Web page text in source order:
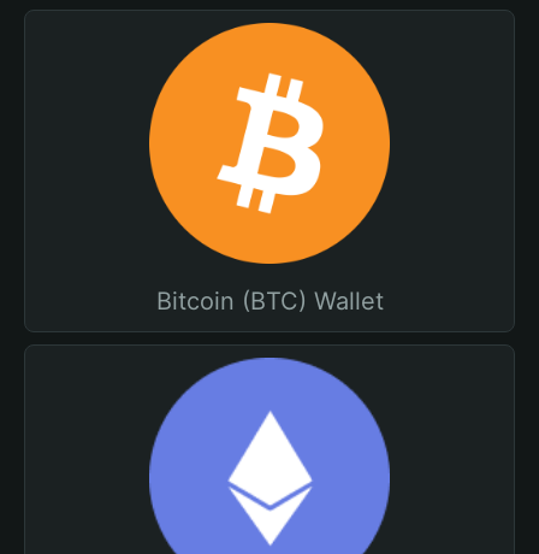
Bitcoin (BTC) Wallet